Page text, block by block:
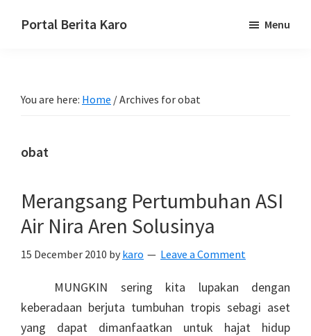
Portal Berita Karo
Karo,
Karo.
Menu
You are here: Home /Archives for obat
obat
Merangsang Pertumbuhan ASI
Air Nira Aren Solusinya
15 December 2010 by karo Leave a Comment
MUNGKIN sering kita lupakan dengan
keberadaan berjuta tumbuhan tropis sebagi aset
yang dapat dimanfaatkan untuk hajat hidup